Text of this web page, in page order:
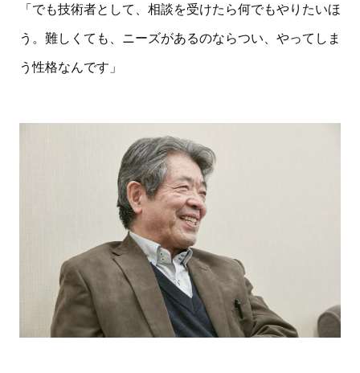
「でも技術者として、相談を受けたら何でもやりたいほ
う。難しくても、ニーズがあるのならつい、やってしま
う性格なんです」